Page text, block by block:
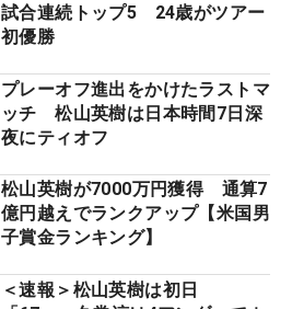
試合連続トップ5 24歳がツアー
初優勝
プレーオフ進出をかけたラストマ
ッチ 松山英樹は日本時間7日深
夜にティオフ
松山英樹が7000万円獲得 通算7
億円越えでランクアップ【米国男
子賞金ランキング】
＜速報＞松山英樹は初日